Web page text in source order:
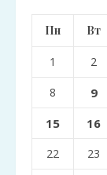
Пн Вт
1 2
8 9
15 16
22 23